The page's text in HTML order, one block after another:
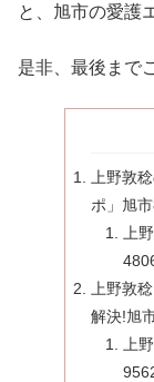
と、旭市の愛護
是非、最後まで
上野敦
ポ」旭
上
上野敦
解決!旭
上